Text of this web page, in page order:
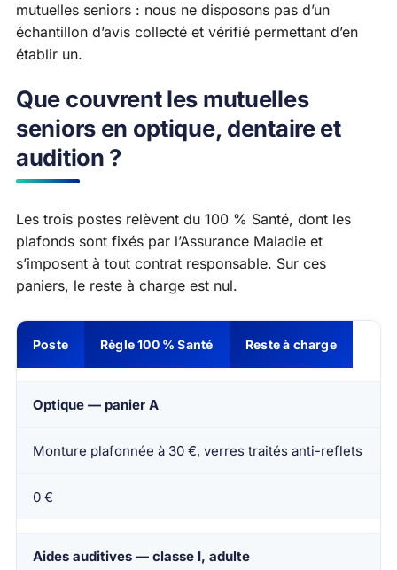
mutuelles seniors : nous ne disposons pas d’un
échantillon d’avis collecté et vérifié permettant d’en
établir un.
Que couvrent les mutuelles
seniors en optique, dentaire et
audition ?
Les trois postes relèvent du 100 % Santé, dont les
plafonds sont fixés par l’Assurance Maladie et
s’imposent à tout contrat responsable. Sur ces
paniers, le reste à charge est nul.
Poste Règle 100 % Santé Reste à charge
Optique — panier A
Monture plafonnée à 30 €, verres traités anti-reflets
0 €
Aides auditives — classe I, adulte